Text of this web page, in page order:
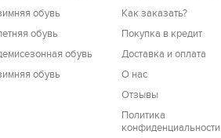
обувь
обувь
обувь
обувь
Как заказать?
Покупка в кредит
Доставка и оплата
О нас
Отзывы
Политика
конфиденциальности